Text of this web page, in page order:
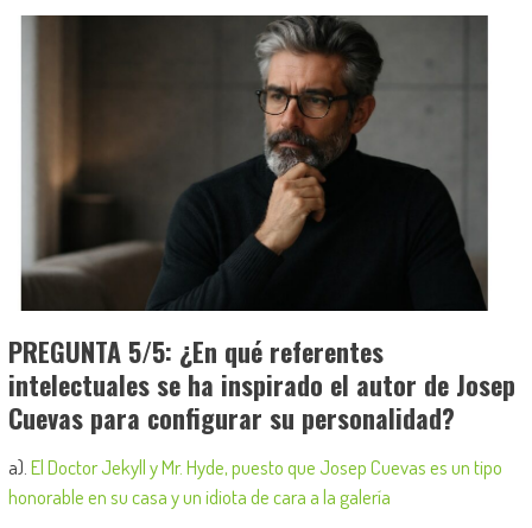
PREGUNTA 5/5: ¿En qué referentes
intelectuales se ha inspirado el autor de Josep
Cuevas para configurar su personalidad?
a). El Doctor Jekyll y Mr. Hyde, puesto que Josep Cuevas es un tipo
honorable en su casa y un idiota de cara a la galería